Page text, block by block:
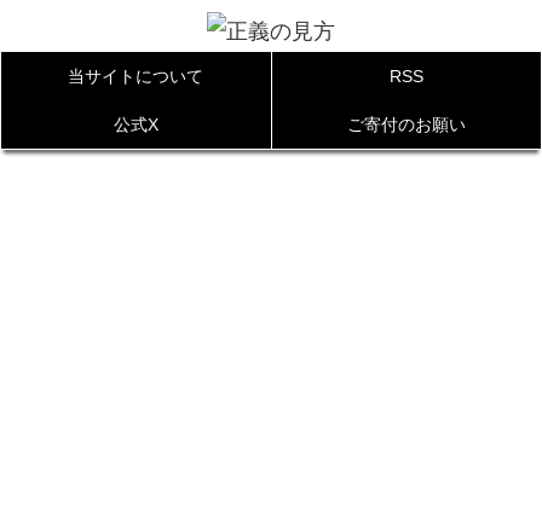
当サイトについて RSS
公式X ご寄付のお願い